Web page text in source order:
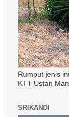
Rumput jenis
KTT Ustan
SRIKANDI